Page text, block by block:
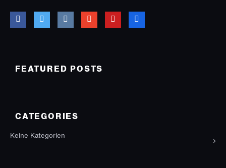
FEATURED POSTS
CATEGORIES
Keine Kategorien